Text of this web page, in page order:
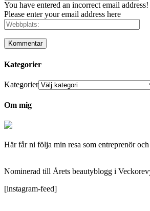
You have entered an incorrect email address!
Please enter your email address here
Kategorier
Kategorier
Om mig
Här får ni följa min resa som entreprenör
Nominerad till Årets beautyblogg i
[instagram-feed]